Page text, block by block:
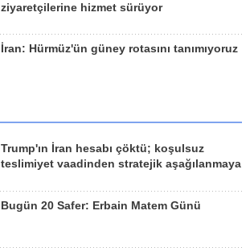
ziyaretçilerine hizmet sürüyor
İran: Hürmüz'ün güney rotasını tanımıyoruz
Trump'ın İran hesabı çöktü; koşulsuz
teslimiyet vaadinden stratejik aşağılanmaya
Bugün 20 Safer: Erbain Matem Günü